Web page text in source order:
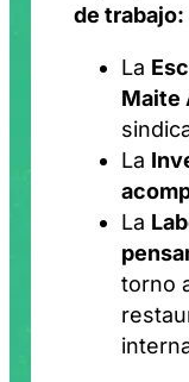
de trabajo:
La
Maite
La
La
torno